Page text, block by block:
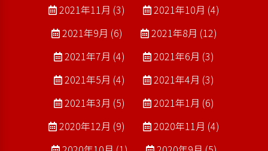
2021年11月 (3)
2021年10月 (4)
2021年9月 (6)
2021年8月 (12)
2021年7月 (4)
2021年6月 (3)
2021年5月 (4)
2021年4月 (3)
2021年3月 (5)
2021年1月 (6)
2020年12月 (9)
2020年11月 (4)